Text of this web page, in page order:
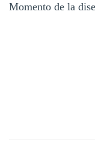
Momento de la